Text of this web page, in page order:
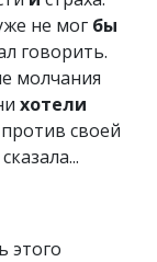
не мог бы
говорить.
молчания
хотели
своей
этого